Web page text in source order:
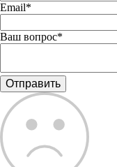
Email*
Ваш вопрос*